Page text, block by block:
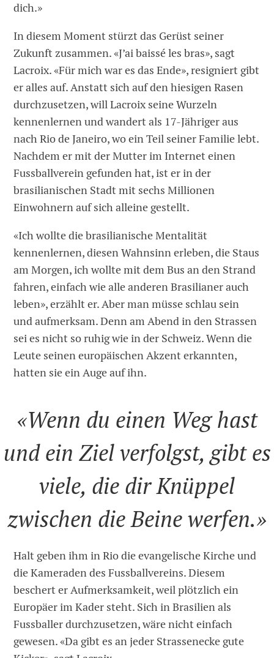
dich.»
In diesem Moment stürzt das Gerüst seiner
Zukunft zusammen. «J’ai baissé les bras», sagt
Lacroix. «Für mich war es das Ende», resigniert gibt
er alles auf. Anstatt sich auf den hiesigen Rasen
durchzusetzen, will Lacroix seine Wurzeln
kennenlernen und wandert als 17-Jähriger aus
nach Rio de Janeiro, wo ein Teil seiner Familie lebt.
Nachdem er mit der Mutter im Internet einen
Fussballverein gefunden hat, ist er in der
brasilianischen Stadt mit sechs Millionen
Einwohnern auf sich alleine gestellt.
«Ich wollte die brasilianische Mentalität
kennenlernen, diesen Wahnsinn erleben, die Staus
am Morgen, ich wollte mit dem Bus an den Strand
fahren, einfach wie alle anderen Brasilianer auch
leben», erzählt er. Aber man müsse schlau sein
und aufmerksam. Denn am Abend in den Strassen
sei es nicht so ruhig wie in der Schweiz. Wenn die
Leute seinen europäischen Akzent erkannten,
hatten sie ein Auge auf ihn.
«Wenn du einen Weg hast
und ein Ziel verfolgst, gibt es
viele, die dir Knüppel
zwischen die Beine werfen.»
Halt geben ihm in Rio die evangelische Kirche und
die Kameraden des Fussballvereins. Diesem
beschert er Aufmerksamkeit, weil plötzlich ein
Europäer im Kader steht. Sich in Brasilien als
Fussballer durchzusetzen, wäre nicht einfach
gewesen. «Da gibt es an jeder Strassenecke gute